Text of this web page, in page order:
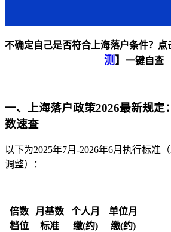
不确定自己是否符合上海落户条件？点
测 】 一键自查
一、上海落户政策2026最新规定
数速查
以下为2025年7月-2026年6月执行标准
调整）：
倍数
档位
月基数
标准
个人月
缴(约)
单位月
缴(约)